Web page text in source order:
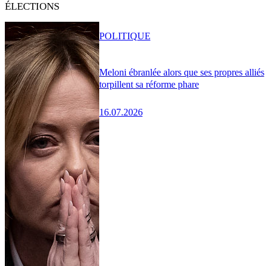
ÉLECTIONS
Meloni ébranlée alors que ses propres alliés
torpillent sa réforme phare
16.07.2026
POLITIQUE